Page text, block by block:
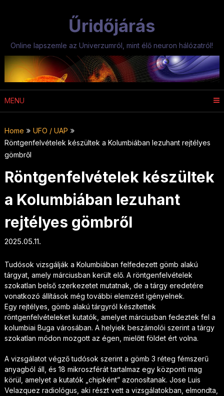
Űridőjárás
Online lapszemle az Univerzumról, mint élő neuron hálózatról!
MENU
Home
UFO / UAP
Röntgenfelvételek készültek a Kolumbiában lezuhant rejtélyes
gömbről
Röntgenfelvételek készültek
a Kolumbiában lezuhant
rejtélyes gömbről
2025.05.11.
Tudósok vizsgálják a Kolumbiában felfedezett gömb alakú
tárgyat, amely márciusban került elő. A röntgenfelvételek
szokatlan belső szerkezetet mutatnak, de a tárgy eredetére
vonatkozó állítások még további elemzést igényelnek.
Egy rejtélyes, gömb alakú tárgyról készítettek
röntgenfelvételeket kutatók, amelyet márciusban fedeztek fel a
kolumbiai Buga városában. A helyiek beszámolói szerint a tárgy
szokatlan módon mozgott az égen, mielőtt földet ért volna.
A vizsgálatot végző tudósok szerint a gömb 3 réteg fémszerű
anyagból áll, és 18 mikroszférát tartalmaz egy központi mag
körül, amelyet a kutatók „chipként” azonosítanak. Jose Luis
Velazquez radiológus, aki részt vett a vizsgálatokban, elmondta,